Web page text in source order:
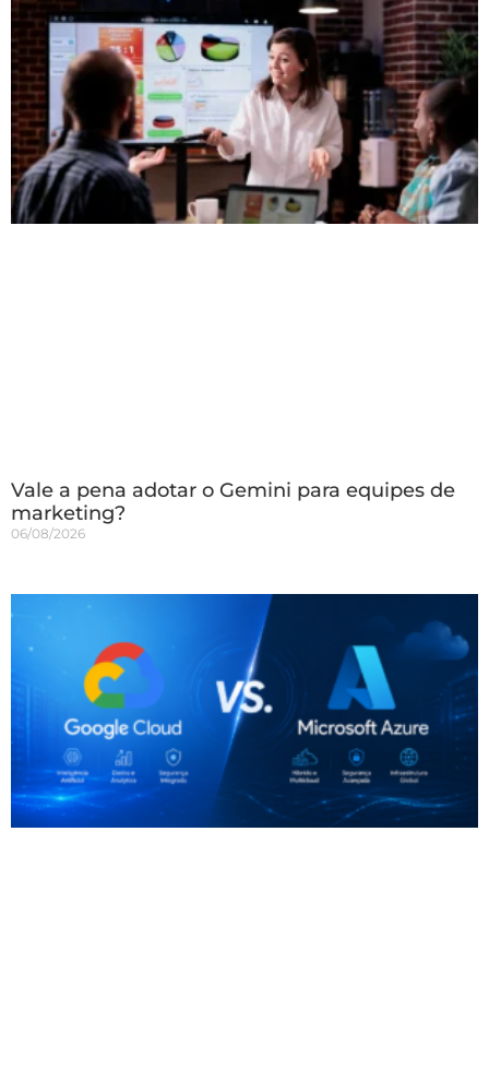
Vale a pena adotar o Gemini para equipes de
marketing?
06/08/2026